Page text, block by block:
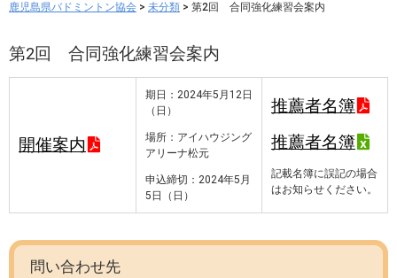
鹿児島県バドミントン協会 > 未分類 > 第2回 合同強化練習会案内
第2回 合同強化練習会案内
開催案内
期日：2024年5月12日
（日）
場所：アイハウジング
アリーナ松元
申込締切：2024年5月
5日（日）
推薦者名簿
推薦者名簿
記載名簿に誤記の場合
はお知らせください。
問い合わせ先